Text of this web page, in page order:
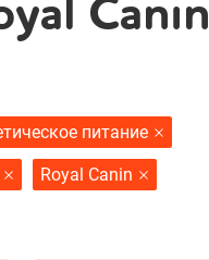
Canin
питание
Royal Canin